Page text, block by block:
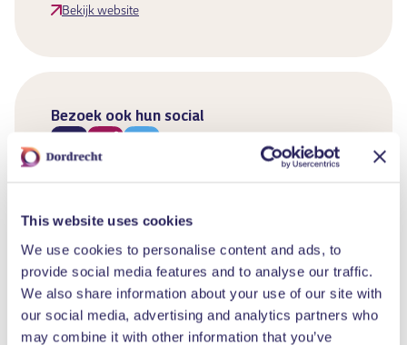
This website uses cookies
We use cookies to personalise content and ads, to
provide social media features and to analyse our traffic.
We also share information about your use of our site with
our social media, advertising and analytics partners who
may combine it with other information that you’ve
Bekijk website
Bezoek ook hun social
Vergelijkbare evenementen